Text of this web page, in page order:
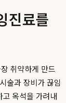
진료를
취약하게 만드
술과 장비가 끊임
옥석을 가려내